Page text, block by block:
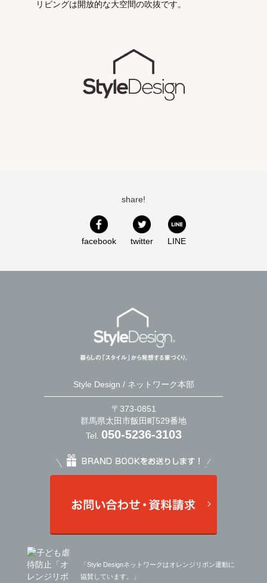
リビングは開放的な大空間の吹抜です。
share!
facebook twitter LINE
Style Design / ネットワーク本部
〒373-0851
群馬県太田市飯田町529番地
Tel. 050-5236-3103
「Style Designネットワークはオレンジリボン運動に
協賛しています。」